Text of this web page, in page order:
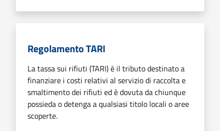
Regolamento TARI
La tassa sui rifiuti (TARI) è il tributo destinato a
finanziare i costi relativi al servizio di raccolta e
smaltimento dei rifiuti ed è dovuta da chiunque
possieda o detenga a qualsiasi titolo locali o aree
scoperte.